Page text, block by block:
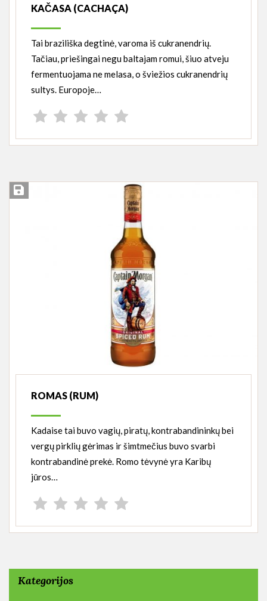
KAČASA (CACHAÇA)
Tai braziliška degtinė, varoma iš cukranendrių.
Tačiau, priešingai negu baltajam romui, šiuo atveju
fermentuojama ne melasa, o šviežios cukranendrių
sultys. Europoje…
Įsiminti
ROMAS (RUM)
Kadaise tai buvo vagių, piratų, kontrabandininkų bei
vergų pirklių gėrimas ir šimtmečius buvo svarbi
kontrabandinė prekė. Romo tėvynė yra Karibų
jūros…
Kategorijos